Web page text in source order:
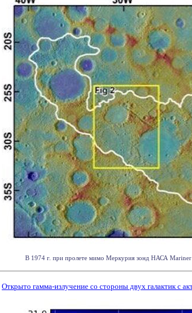
В 1974 г. при пролете мимо Меркурия зонд НАСА Mariner
Открыто гамма-излучение со стороны двух галактик с